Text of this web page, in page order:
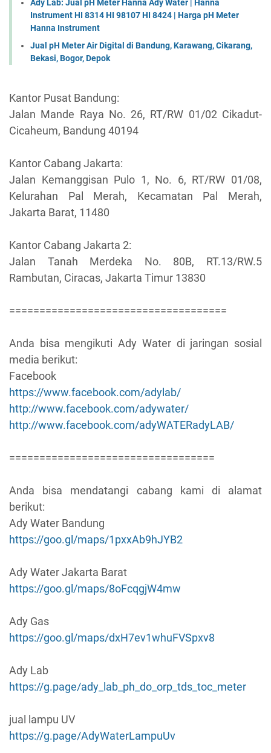
Ady Lab: Jual pH Meter Hanna Ady Water | Hanna
Instrument HI 8314 HI 98107 HI 8424 | Harga pH Meter
Hanna Instrument
Jual pH Meter Air Digital di Bandung, Karawang, Cikarang,
Bekasi, Bogor, Depok
Kantor Pusat Bandung:
Jalan Mande Raya No. 26, RT/RW 01/02 Cikadut-
Cicaheum, Bandung 40194
Kantor Cabang Jakarta:
Jalan Kemanggisan Pulo 1, No. 6, RT/RW 01/08,
Kelurahan Pal Merah, Kecamatan Pal Merah,
Jakarta Barat, 11480
Kantor Cabang Jakarta 2:
Jalan Tanah Merdeka No. 80B, RT.13/RW.5
Rambutan, Ciracas, Jakarta Timur 13830
====================================
Anda bisa mengikuti Ady Water di jaringan sosial
media berikut:
Facebook
https://www.facebook.com/adylab/
http://www.facebook.com/adywater/
http://www.facebook.com/adyWATERadyLAB/
==================================
Anda bisa mendatangi cabang kami di alamat
berikut:
Ady Water Bandung
https://goo.gl/maps/1pxxAb9hJYB2
Ady Water Jakarta Barat
https://goo.gl/maps/8oFcqgjW4mw
Ady Gas
https://goo.gl/maps/dxH7ev1whuFVSpxv8
Ady Lab
https://g.page/ady_lab_ph_do_orp_tds_toc_meter
jual lampu UV
https://g.page/AdyWaterLampuUv